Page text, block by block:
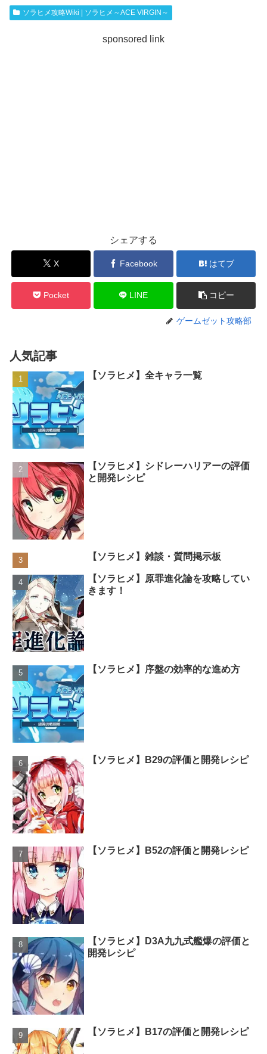
ソラヒメ攻略Wiki | ソラヒメ～ACE VIRGIN～
sponsored link
シェアする
X Facebook はてブ
Pocket LINE コピー
ゲームゼット攻略部
人気記事
【ソラヒメ】全キャラ一覧
【ソラヒメ】シドレーハリアーの評価
と開発レシピ
【ソラヒメ】雑談・質問掲示板
【ソラヒメ】原罪進化論を攻略してい
きます！
【ソラヒメ】序盤の効率的な進め方
【ソラヒメ】B29の評価と開発レシピ
【ソラヒメ】B52の評価と開発レシピ
【ソラヒメ】D3A九九式艦爆の評価と
開発レシピ
【ソラヒメ】B17の評価と開発レシピ